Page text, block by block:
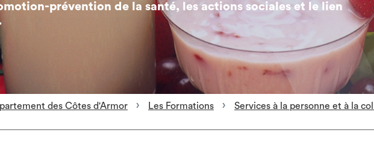
prévention de la santé, les actions sociales et le lien
des Côtes d'Armor Les Formations Services à la personne et à la